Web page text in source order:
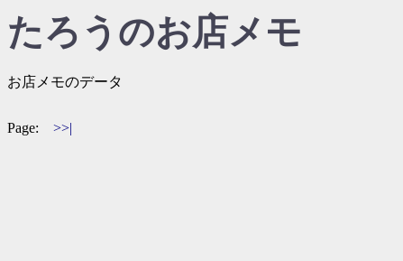
たろうのお店メモ
お店メモのデータ
Page: >>|